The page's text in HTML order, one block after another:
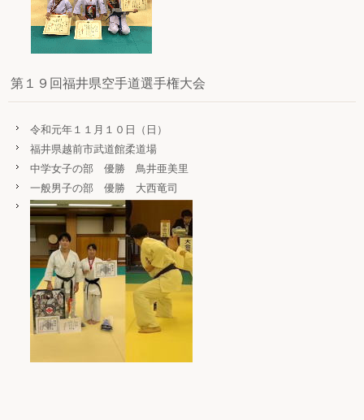
第１９回福井県空手道選手権大会
令和元年１１月１０日（日）
福井県越前市武道館柔道場
中学女子の部 優勝 鳥井亜美里
一般男子の部 優勝 大西竜司